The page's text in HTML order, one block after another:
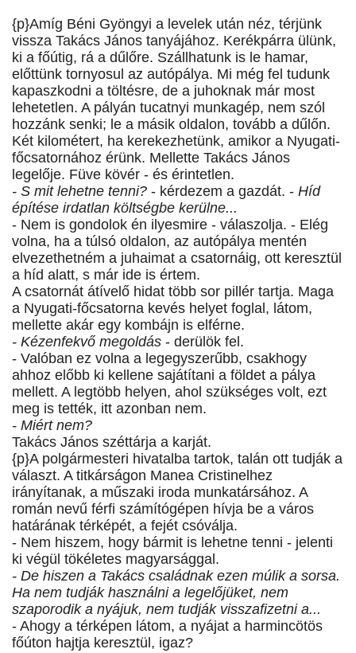
{p}Amíg Béni Gyöngyi a levelek után néz, térjünk
vissza Takács János tanyájához. Kerékpárra ülünk,
ki a főútig, rá a dűlőre. Szállhatunk is le hamar,
előttünk tornyosul az autópálya. Mi még fel tudunk
kapaszkodni a töltésre, de a juhoknak már most
lehetetlen. A pályán tucatnyi munkagép, nem szól
hozzánk senki; le a másik oldalon, tovább a dűlőn.
Két kilométert, ha kerekezhetünk, amikor a Nyugati-
főcsatornához érünk. Mellette Takács János
legelője. Füve kövér - és érintetlen.
- S mit lehetne tenni? - kérdezem a gazdát. - Híd
építése irdatlan költségbe kerülne...
- Nem is gondolok én ilyesmire - válaszolja. - Elég
volna, ha a túlsó oldalon, az autópálya mentén
elvezethetném a juhaimat a csatornáig, ott keresztül
a híd alatt, s már ide is értem.
A csatornát átívelő hidat több sor pillér tartja. Maga
a Nyugati-főcsatorna kevés helyet foglal, látom,
mellette akár egy kombájn is elférne.
- Kézenfekvő megoldás - derülök fel.
- Valóban ez volna a legegyszerűbb, csakhogy
ahhoz előbb ki kellene sajátítani a földet a pálya
mellett. A legtöbb helyen, ahol szükséges volt, ezt
meg is tették, itt azonban nem.
- Miért nem?
Takács János széttárja a karját.
{p}A polgármesteri hivatalba tartok, talán ott tudják a
választ. A titkárságon Manea Cristinelhez
irányítanak, a műszaki iroda munkatársához. A
román nevű férfi számítógépen hívja be a város
határának térképét, a fejét csóválja.
- Nem hiszem, hogy bármit is lehetne tenni - jelenti
ki végül tökéletes magyarsággal.
- De hiszen a Takács családnak ezen múlik a sorsa.
Ha nem tudják használni a legelőjüket, nem
szaporodik a nyájuk, nem tudják visszafizetni a...
- Ahogy a térképen látom, a nyájat a harmincötös
főúton hajtja keresztül, igaz?